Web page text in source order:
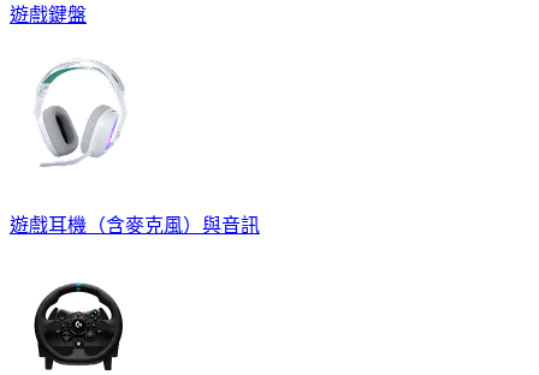
遊戲鍵盤
遊戲耳機（含麥克風）與音訊